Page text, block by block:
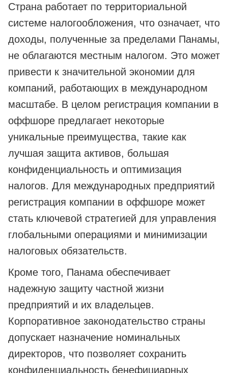
Страна работает по территориальной
системе налогообложения, что означает, что
доходы, полученные за пределами Панамы,
не облагаются местным налогом. Это может
привести к значительной экономии для
компаний, работающих в международном
масштабе. В целом регистрация компании в
оффшоре предлагает некоторые
уникальные преимущества, такие как
лучшая защита активов, большая
конфиденциальность и оптимизация
налогов. Для международных предприятий
регистрация компании в оффшоре может
стать ключевой стратегией для управления
глобальными операциями и минимизации
налоговых обязательств.
Кроме того, Панама обеспечивает
надежную защиту частной жизни
предприятий и их владельцев.
Корпоративное законодательство страны
допускает назначение номинальных
директоров, что позволяет сохранить
конфиденциальность бенефициарных